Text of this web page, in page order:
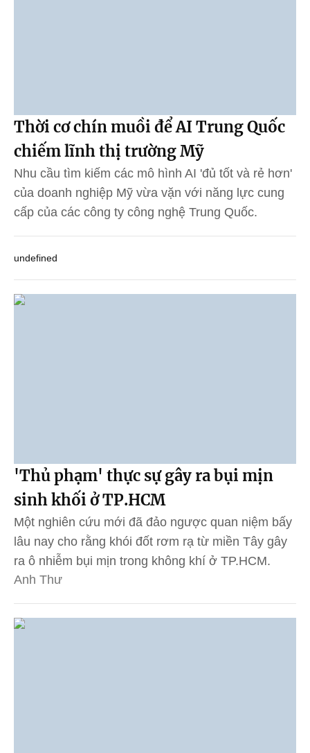
Thời cơ chín muồi để AI Trung Quốc
chiếm lĩnh thị trường Mỹ
Nhu cầu tìm kiếm các mô hình AI 'đủ tốt và rẻ hơn'
của doanh nghiệp Mỹ vừa vặn với năng lực cung
cấp của các công ty công nghệ Trung Quốc.
undefined
'Thủ phạm' thực sự gây ra bụi mịn
sinh khối ở TP.HCM
Một nghiên cứu mới đã đảo ngược quan niệm bấy
lâu nay cho rằng khói đốt rơm rạ từ miền Tây gây
ra ô nhiễm bụi mịn trong không khí ở TP.HCM.
Anh Thư